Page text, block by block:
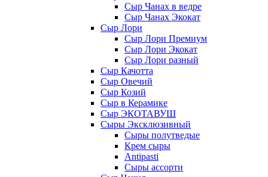
Сыр Чанах в ведре
Сыр Чанах Экокат
Сыр Лори
Сыр Лори Премиум
Сыр Лори Экокат
Сыр Лори разный
Сыр Качотта
Сыр Овечий
Сыр Козий
Сыр в Керамике
Сыр ЭКОТАВУШ
Сыры Эксклюзивный
Сыры полутведые
Крем сыры
Antipasti
Сыры ассорти